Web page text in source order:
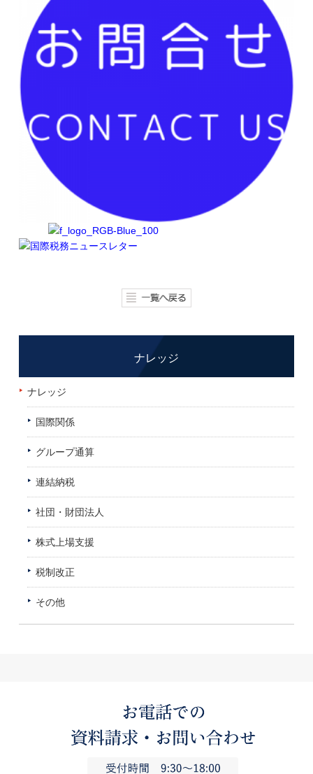
ナレッジ
ナレッジ
国際関係
グループ通算
連結納税
社団・財団法人
株式上場支援
税制改正
その他